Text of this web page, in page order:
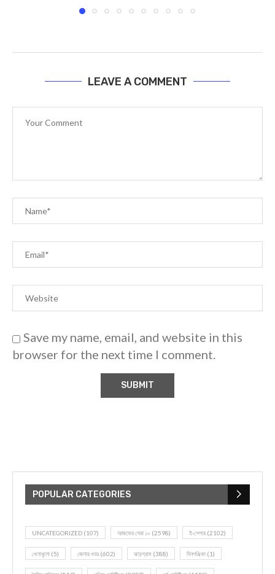
LEAVE A COMMENT
Save my name, email, and website in this
browser for the next time I comment.
POPULAR CATEGORIES
UNCATEGORIZED (107) আজকের সেরা ১০ (2598) ই-পেপার (2102)
খেলাধূলো (5) জেলার খবর (602) ঝাড়গ্রাম (388) দিনপঞ্জিকা (1)